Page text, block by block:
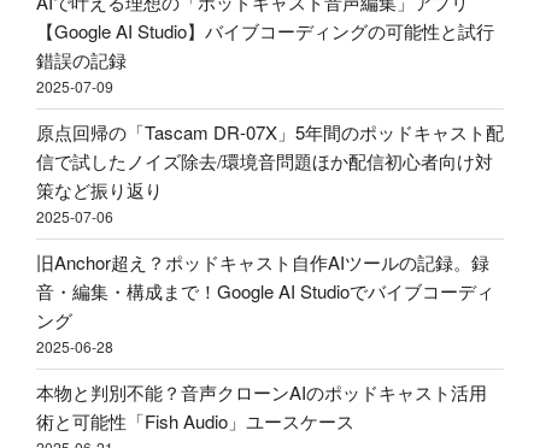
に
す
べ
き？
外
部
か
ら
Spotify
ビ
デ
オ
ポ
ッ
ド
録
&
ポ
ッ
ド
キ
ャ
ス
ト
投
稿
–
Google
AI
Studio"
配
信・
ポ
ッ
ド
キ
ャ
ス
ト
用
マ
イ
ク
ア
ー
【Google AI Studio】バイブコーディングの可能性と試行
錯誤の記録
2025-07-09
原点回帰の「Tascam DR-07X」5年間のポッドキャスト配
信で試したノイズ除去/環境音問題ほか配信初心者向け対
策など振り返り
2025-07-06
旧Anchor超え？ポッドキャスト自作AIツールの記録。録
音・編集・構成まで！Google AI Studioでバイブコーディ
ング
2025-06-28
本物と判別不能？音声クローンAIのポッドキャスト活用
術と可能性「Fish Audio」ユースケース